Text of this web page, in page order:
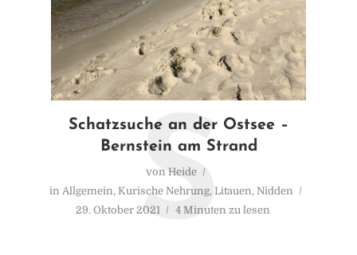
Schatzsuche an der Ostsee –
Bernstein am Strand
von Heide
in Allgemein, Kurische Nehrung, Litauen, Nidden
29. Oktober 2021
4 Minuten zu lesen
S